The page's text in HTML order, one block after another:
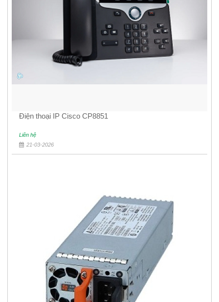
Điện thoại IP Cisco CP8851
Liên hệ
21-03-2026